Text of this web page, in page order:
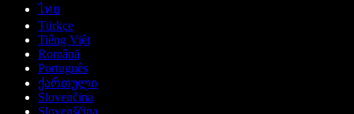
ไทย
Türkçe
Tiếng Việt
Română
Português
ქართული
Slovenčina